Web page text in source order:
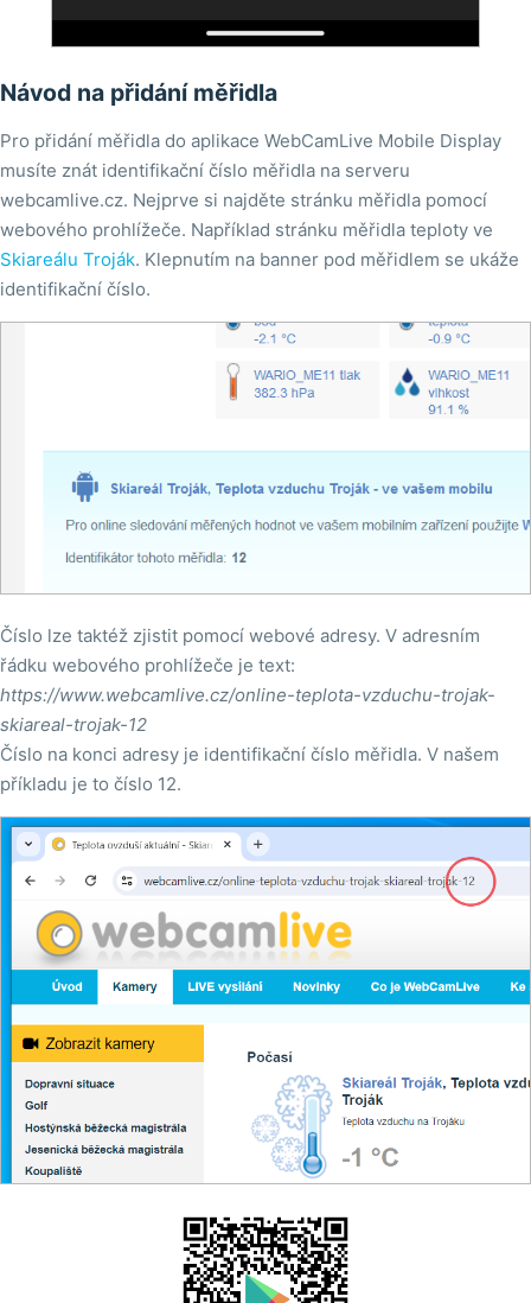
Návod na přidání měřidla
Pro přidání měřidla do aplikace WebCamLive Mobile Display
musíte znát identifikační číslo měřidla na serveru
webcamlive.cz. Nejprve si najděte stránku měřidla pomocí
webového prohlížeče. Například stránku měřidla teploty ve
Skiareálu Troják. Klepnutím na banner pod měřidlem se ukáže
identifikační číslo.
Číslo lze taktéž zjistit pomocí webové adresy. V adresním
řádku webového prohlížeče je text:
https://www.webcamlive.cz/online-teplota-vzduchu-trojak-
skiareal-trojak-12
Číslo na konci adresy je identifikační číslo měřidla. V našem
příkladu je to číslo 12.